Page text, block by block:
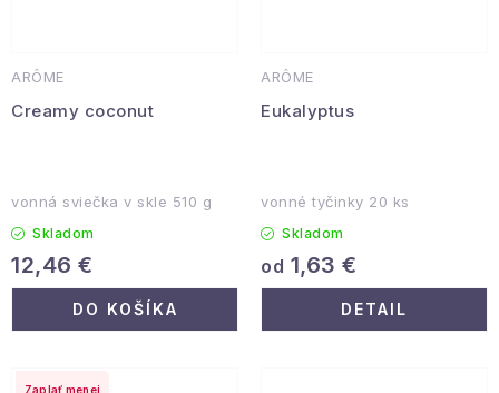
ARÔME
Creamy coconut
vonná sviečka v skle 510 g
Skladom
12,46 €
DO KOŠÍKA
ARÔME
Eukalyptus
vonné tyčinky 20 ks
Skladom
od 1,63 €
DETAIL
Zaplať menej